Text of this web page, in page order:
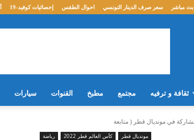
إحصائيات كوفيد-19 احوال الطقس سعر صرف الدينار التونسي بث مباشر
ثقافة و ترفيه مجتمع مطبخ القنوات سيارات
رياضة
كأس العالم قطر 2022 مونديال قطر